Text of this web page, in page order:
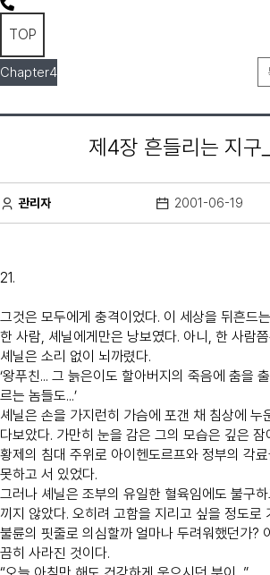
TOP
Chapter4
제4장 흔들리는 지구
관리자 2001-06-19
21.
그것은 모두에게 충격이었다. 이 세상을 뒤흔드
한 사람, 셰닐에게만은 낭보였다. 아니, 한 사람
셰닐은 소리 없이 뇌까렸다.
‘왕푸친... 그 늙은이도 할아버지의 죽음에 춤을
르는 놈들도...’
셰닐은 손을 가지런히 가슴에 포갠 채 침상에 누
다보았다. 가만히 눈을 감은 그의 모습은 깊은
황제의 침대 주위로 아이헨도르프와 정부의 각
못하고 서 있었다.
그러나 셰닐은 조부의 유일한 혈육임에도 불구
끼지 않았다. 오히려 고함을 지리고 싶을 정도로
불륜의 핏줄로 의심할까 얼마나 두려워했던가?
끔히 사라진 것이다.